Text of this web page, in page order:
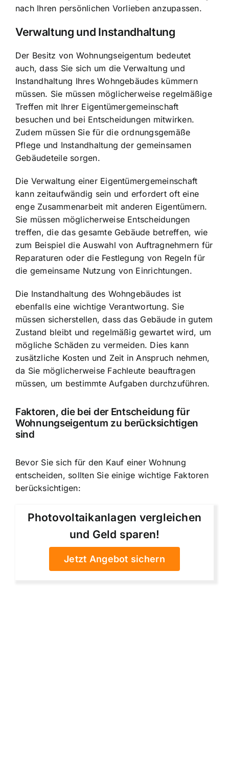
nach Ihren persönlichen Vorlieben anzupassen.
Verwaltung und Instandhaltung
Der Besitz von Wohnungseigentum bedeutet
auch, dass Sie sich um die Verwaltung und
Instandhaltung Ihres Wohngebäudes kümmern
müssen. Sie müssen möglicherweise regelmäßige
Treffen mit Ihrer Eigentümergemeinschaft
besuchen und bei Entscheidungen mitwirken.
Zudem müssen Sie für die ordnungsgemäße
Pflege und Instandhaltung der gemeinsamen
Gebäudeteile sorgen.
Die Verwaltung einer Eigentümergemeinschaft
kann zeitaufwändig sein und erfordert oft eine
enge Zusammenarbeit mit anderen Eigentümern.
Sie müssen möglicherweise Entscheidungen
treffen, die das gesamte Gebäude betreffen, wie
zum Beispiel die Auswahl von Auftragnehmern für
Reparaturen oder die Festlegung von Regeln für
die gemeinsame Nutzung von Einrichtungen.
Die Instandhaltung des Wohngebäudes ist
ebenfalls eine wichtige Verantwortung. Sie
müssen sicherstellen, dass das Gebäude in gutem
Zustand bleibt und regelmäßig gewartet wird, um
mögliche Schäden zu vermeiden. Dies kann
zusätzliche Kosten und Zeit in Anspruch nehmen,
da Sie möglicherweise Fachleute beauftragen
müssen, um bestimmte Aufgaben durchzuführen.
Faktoren, die bei der Entscheidung für
Wohnungseigentum zu berücksichtigen
sind
Bevor Sie sich für den Kauf einer Wohnung
entscheiden, sollten Sie einige wichtige Faktoren
berücksichtigen:
Photovoltaikanlagen vergleichen
und Geld sparen!
Jetzt Angebot sichern